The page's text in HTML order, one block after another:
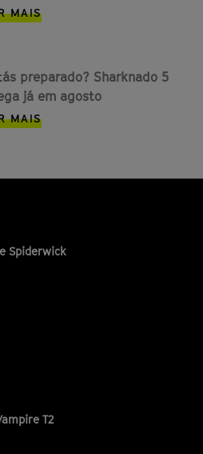
MAIS
preparado? Sharknado 5
já em agosto
MAIS
Spiderwick
T2